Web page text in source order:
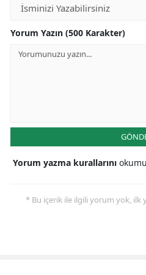
Yorum Yazın (500 Karakter)
Yorum yazma kurallarını
* Bu içerik ile ilgili yorum yok, ilk